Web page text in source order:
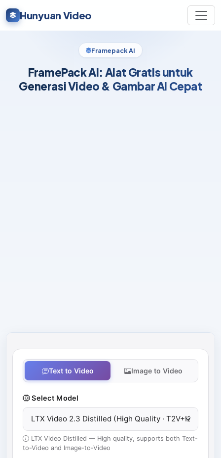
Hunyuan Video
Framepack AI
FramePack AI: Alat Gratis untuk
Generasi Video & Gambar AI Cepat